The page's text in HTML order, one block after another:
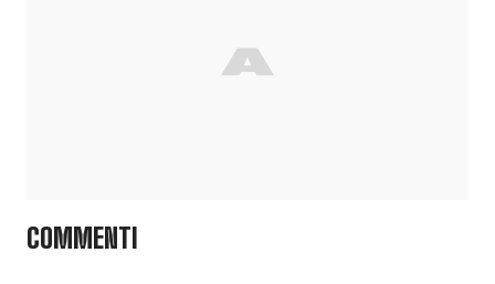
COMMENTI